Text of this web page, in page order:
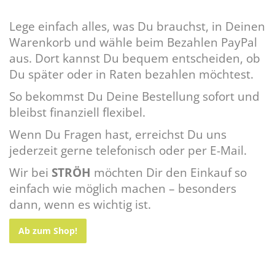
Lege einfach alles, was Du brauchst, in Deinen
Warenkorb und wähle beim Bezahlen PayPal
aus. Dort kannst Du bequem entscheiden, ob
Du später oder in Raten bezahlen möchtest.
So bekommst Du Deine Bestellung sofort und
bleibst finanziell flexibel.
Wenn Du Fragen hast, erreichst Du uns
jederzeit gerne telefonisch oder per E-Mail.
Wir bei STRÖH möchten Dir den Einkauf so
einfach wie möglich machen – besonders
dann, wenn es wichtig ist.
Ab zum Shop!